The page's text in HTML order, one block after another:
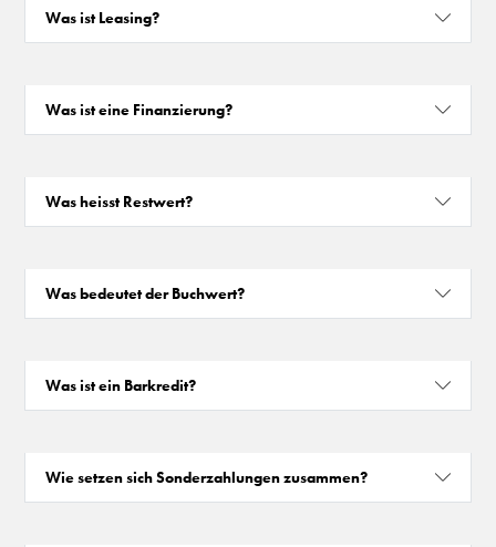
Was ist Leasing?
Was ist eine Finanzierung?
Was heisst Restwert?
Was bedeutet der Buchwert?
Was ist ein Barkredit?
Wie setzen sich Sonderzahlungen zusammen?